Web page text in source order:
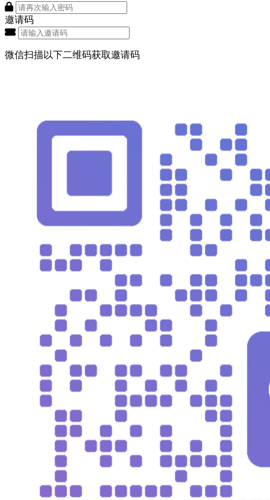
邀请码
微信扫描以下二维码获取邀请码